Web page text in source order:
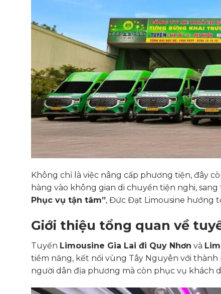
Không chỉ là việc nâng cấp phương tiện, đây
hàng vào không gian di chuyển tiện nghi,
Phục vụ tận tâm”, Đức Đạt Limousine hướng
Giới thiệu tổng quan về
Tuyến Limousine Gia Lai đi Quy Nhơn và
tiềm năng, kết nối vùng Tây Nguyên với
người dân địa phương mà còn phục vụ khách